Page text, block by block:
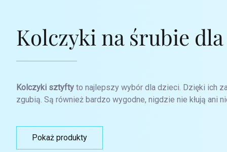
Kolczyki na śrubie
Kolczyki sztyfty to najlepszy wybór dla dzieci. Dzięki ich
zgubią. Są również bardzo wygodne, nigdzie nie kłują ani
Pokaż produkty